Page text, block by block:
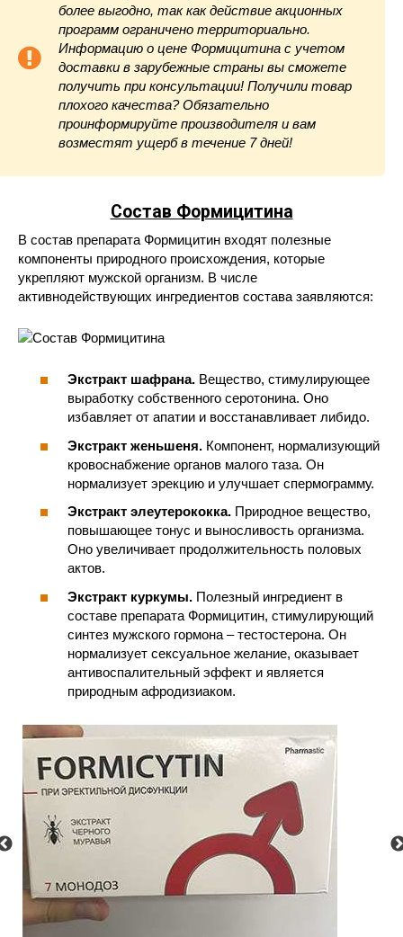
более выгодно, так как действие акционных
программ ограничено территориально.
Информацию о цене Формицитина с учетом
доставки в зарубежные страны вы сможете
получить при консультации! Получили товар
плохого качества? Обязательно
проинформируйте производителя и вам
возместят ущерб в течение 7 дней!
Состав Формицитина
В состав препарата Формицитин входят полезные
компоненты природного происхождения, которые
укрепляют мужской организм. В числе
активнодействующих ингредиентов состава заявляются:
Экстракт шафрана. Вещество, стимулирующее
выработку собственного серотонина. Оно
избавляет от апатии и восстанавливает либидо.
Экстракт женьшеня. Компонент, нормализующий
кровоснабжение органов малого таза. Он
нормализует эрекцию и улучшает спермограмму.
Экстракт элеутерококка. Природное вещество,
повышающее тонус и выносливость организма.
Оно увеличивает продолжительность половых
актов.
Экстракт куркумы. Полезный ингредиент в
составе препарата Формицитин, стимулирующий
синтез мужского гормона – тестостерона. Он
нормализует сексуальное желание, оказывает
антивоспалительный эффект и является
природным афродизиаком.